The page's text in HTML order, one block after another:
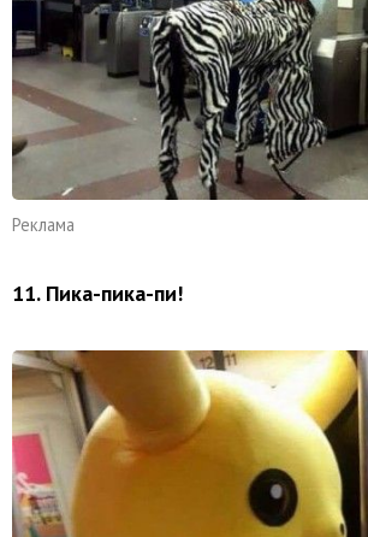
Реклама
11. Пика-пика-пи!